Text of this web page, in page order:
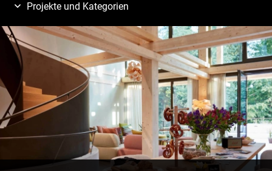
Projekte und Kategorien